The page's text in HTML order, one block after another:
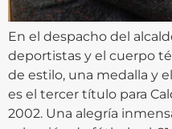
En el despacho del
deportistas y el cuerpo
de estilo, una medalla y
es el tercer título para
2002. Una alegría